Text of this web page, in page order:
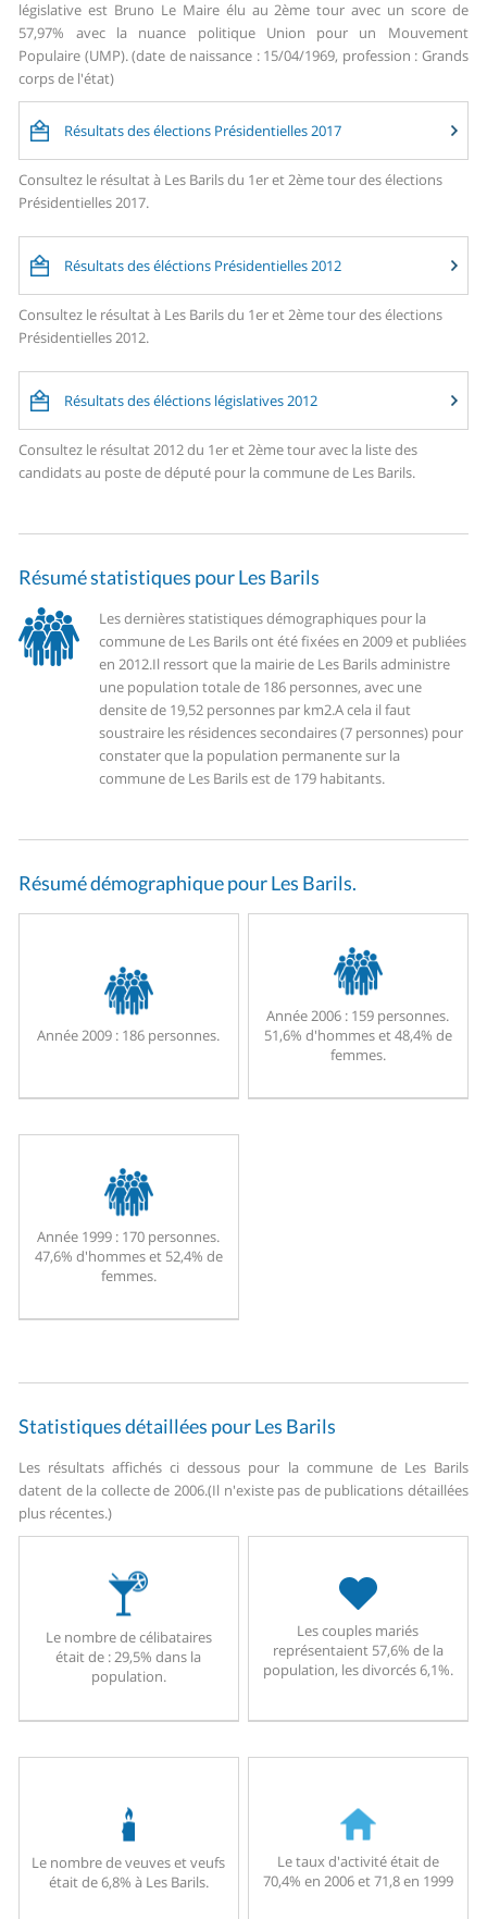
législative est Bruno Le Maire élu au 2ème tour avec un score de
57,97% avec la nuance politique Union pour un Mouvement
Populaire (UMP). (date de naissance : 15/04/1969, profession : Grands
corps de l'état)
Résultats des élections Présidentielles 2017
Consultez le résultat à Les Barils du 1er et 2ème tour des élections
Présidentielles 2017.
Résultats des éléctions Présidentielles 2012
Consultez le résultat à Les Barils du 1er et 2ème tour des élections
Présidentielles 2012.
Résultats des éléctions législatives 2012
Consultez le résultat 2012 du 1er et 2ème tour avec la liste des
candidats au poste de député pour la commune de Les Barils.
Résumé statistiques pour Les Barils
Les dernières statistiques démographiques pour la
commune de Les Barils ont été fixées en 2009 et publiées
en 2012.Il ressort que la mairie de Les Barils administre
une population totale de 186 personnes, avec une
densite de 19,52 personnes par km2.A cela il faut
soustraire les résidences secondaires (7 personnes) pour
constater que la population permanente sur la
commune de Les Barils est de 179 habitants.
Résumé démographique pour Les Barils.
Année 2009 : 186 personnes.
Année 2006 : 159 personnes.
51,6% d'hommes et 48,4% de
femmes.
Année 1999 : 170 personnes.
47,6% d'hommes et 52,4% de
femmes.
Statistiques détaillées pour Les Barils
Les résultats affichés ci dessous pour la commune de Les Barils
datent de la collecte de 2006.(Il n'existe pas de publications détaillées
plus récentes.)
Le nombre de célibataires
était de : 29,5% dans la
population.
Les couples mariés
représentaient 57,6% de la
population, les divorcés 6,1%.
Le nombre de veuves et veufs
était de 6,8% à Les Barils.
Le taux d'activité était de
70,4% en 2006 et 71,8 en 1999